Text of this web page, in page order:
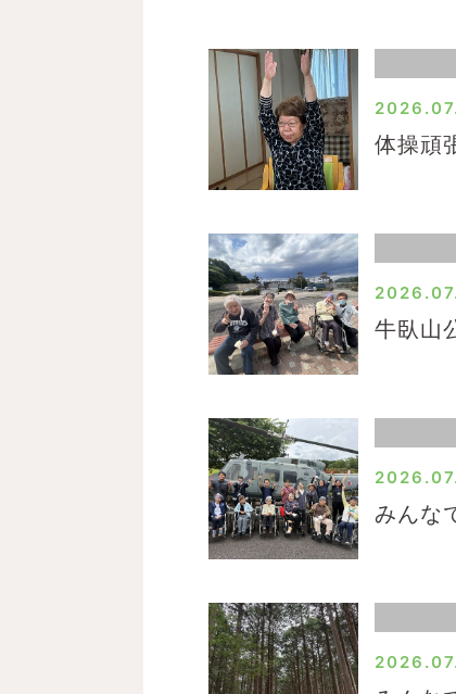
体操頑
牛臥山
みん